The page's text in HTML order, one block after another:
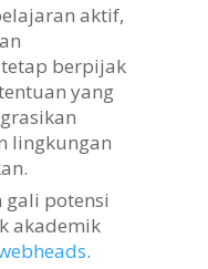
aktif,
berpijak
yang
lingkungan
potensi
akademik
.